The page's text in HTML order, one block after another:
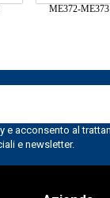
ME372-ME373